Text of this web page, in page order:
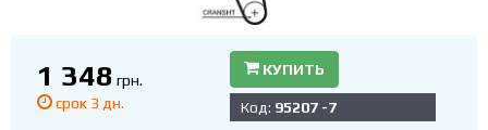
1 348 грн.
срок 3 дн.
КУПИТЬ
Код: 95207 -7